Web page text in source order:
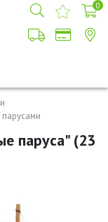
0
паруса" (23